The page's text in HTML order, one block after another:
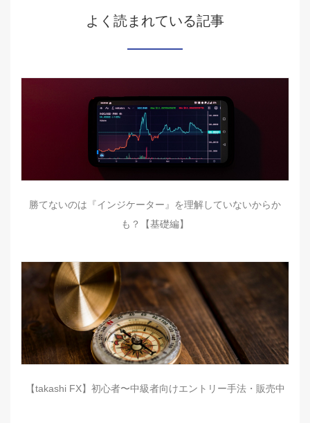
よく読まれている記事
勝てないのは『インジケーター』を理解していないからか
も？【基礎編】
【takashi FX】初心者〜中級者向けエントリー手法・販売中